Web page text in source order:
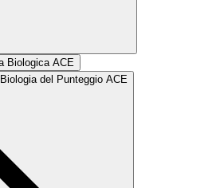
Biologica ACE
del Punteggio ACE